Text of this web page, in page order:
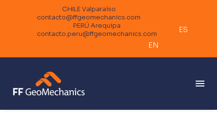
CHILE Valparaíso
contacto@ffgeomechanics.com
PERÚ Arequipa
contacto.peru@ffgeomechanics.com
ES
EN